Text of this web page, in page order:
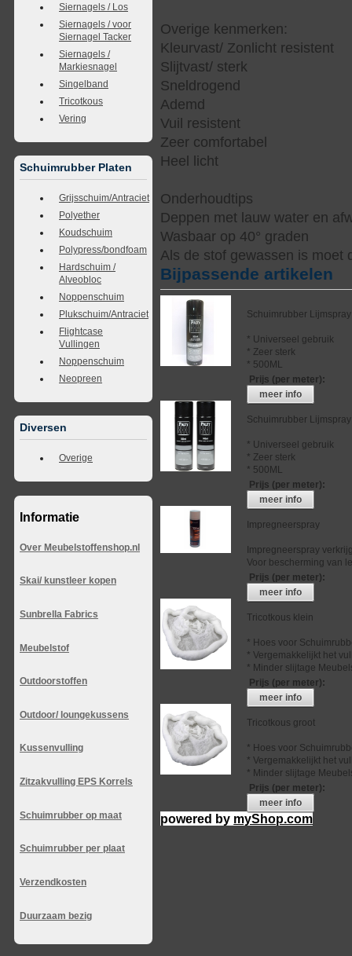
Siernagels / Los
Siernagels / voor
Siernagel Tacker
Siernagels /
Markiesnagel
Singelband
Tricotkous
Vering
Schuimrubber Platen
Grijsschuim/Antraciet
Polyether
Koudschuim
Polypress/bondfoam
Hardschuim /
Alveobloc
Noppenschuim
Plukschuim/Antraciet
Flightcase
Vullingen
Noppenschuim
Neopreen
Diversen
Overige
Informatie
Over Meubelstoffenshop.nl
Skai/ kunstleer kopen
Sunbrella Fabrics
Meubelstof
Outdoorstoffen
Outdoor/ loungekussens
Kussenvulling
Zitzakvulling EPS Korrels
Schuimrubber op maat
Schuimrubber per plaat
Verzendkosten
Duurzaam bezig
Overige kenmerken:
Kleurvast/ Zonlicht resistent
Slijtvast/ sterk
Sneldrogend
Ademd
Vuil resistent
Zeer comfortabel
Heel licht
Onderhoudtips
Deppen met lauw water en
Wasbaar op 40° graden
Als de stof gewassen is moet
Bijpassende artikelen
Schuimrubber Lijmspray
* Universeel gebruik
* Zeer sterk
* 500ML
Prijs (per meter):
meer info
Schuimrubber
* Universeel gebruik
* Zeer sterk
* 500ML
Prijs (per meter):
meer info
Impregneerspray
Impregneerspray
Voor bescherming van
Prijs (per meter):
meer info
Tricotkous klein
* Hoes voor
* Vergemakkelijkt het
* Minder slijtage
Prijs (per meter):
meer info
Tricotkous groot
* Hoes voor
* Vergemakkelijkt het
* Minder slijtage
Prijs (per meter):
meer info
powered by myShop.com